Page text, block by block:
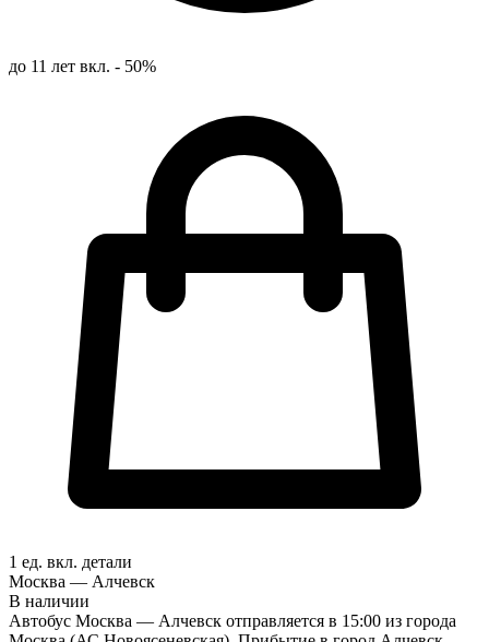
до 11 лет вкл. - 50%
1 ед. вкл. детали
Москва — Алчевск
В наличии
Автобус Москва — Алчевск отправляется в 15:00 из города